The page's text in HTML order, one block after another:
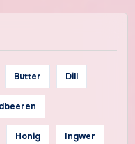
Butter Dill
Honig Ingwer